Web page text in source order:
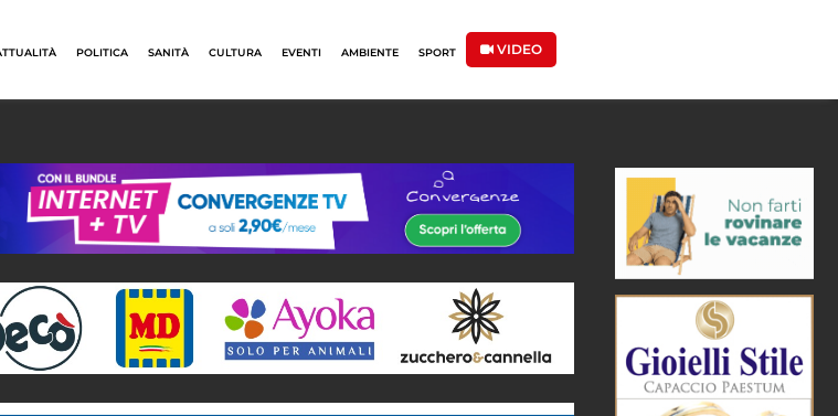
POLITICA SANITÀ CULTURA EVENTI AMBIENTE SPORT VIDEO